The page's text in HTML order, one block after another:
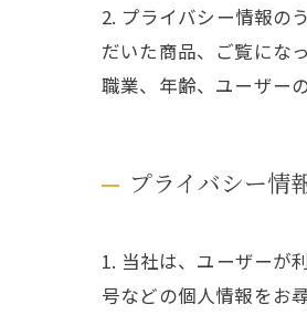
2. プライバシー情報の
だいた商品、ご覧にな
職業、年齢、ユーザー
プライバシー情
1. 当社は、ユーザーが
号などの個人情報をお